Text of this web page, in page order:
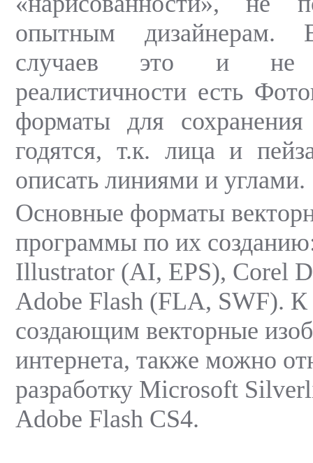
опытным дизайнерам.
случаев это и не
реалистичности есть
форматы для
годятся, т.к. лица и
описать линиями и углами.
Основные форматы
программы по их
Illustrator (AI, EPS), Corel
Adobe Flash (FLA, SWF).
создающим векторные
интернета, также можно
разработку Microsoft
Adobe Flash CS4.